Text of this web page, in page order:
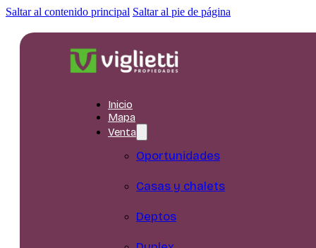
Saltar al contenido principal Saltar al pie de página
Inicio
Mapa
Venta
Oportunidades
Casas y chalets
Deptos